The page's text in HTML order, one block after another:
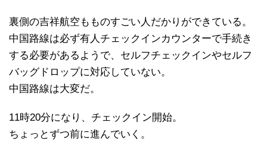
裏側の吉祥航空もものすごい人だかりができている。
中国路線は必ず有人チェックインカウンターで手続き
する必要があるようで、セルフチェックインやセルフ
バッグドロップに対応していない。
中国路線は大変だ。
11時20分になり、チェックイン開始。
ちょっとずつ前に進んでいく。